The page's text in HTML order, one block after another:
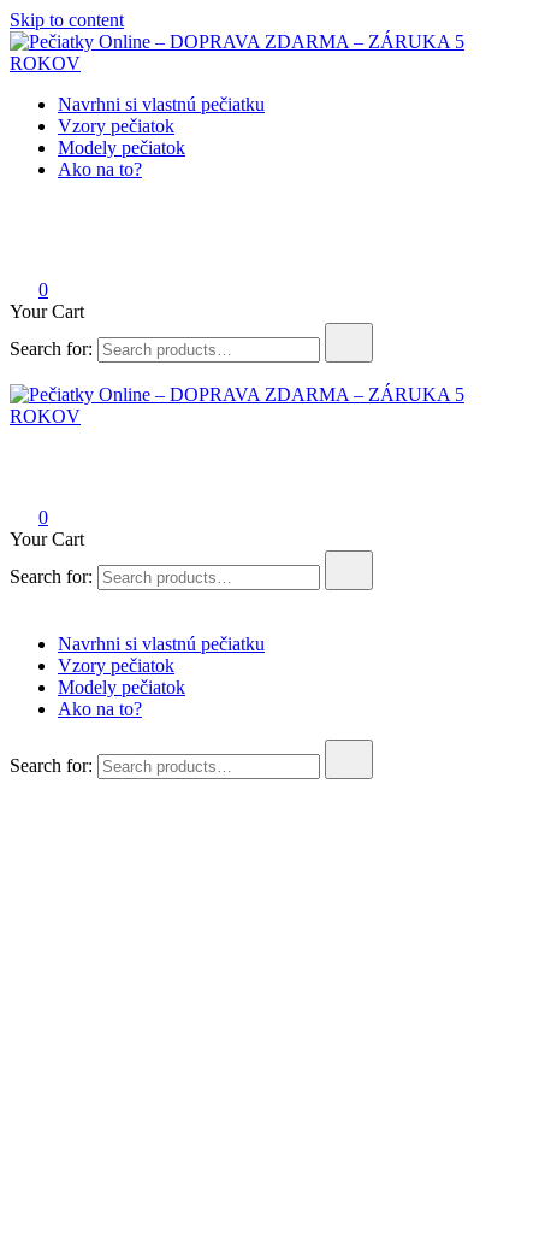
Skip to content
Pečiatky Online – DOPRAVA
ZDARMA – ZÁRUKA 5
Navrhni si vlastnú pečiatku
Vzory pečiatok
Modely pečiatok
Ako na to?
0
Your Cart
Search for:
0
Your Cart
Search for:
Navrhni si vlastnú pečiatku
Vzory pečiatok
Modely pečiatok
Ako na to?
Search for: